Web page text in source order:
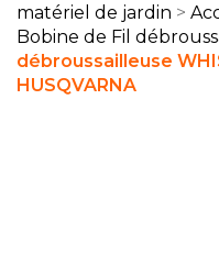
matériel de jardin
Bobine de Fil
débroussailleuse
HUSQVARNA